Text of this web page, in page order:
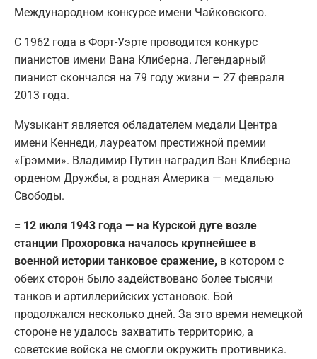
Международном конкурсе имени Чайковского.
С 1962 года в Форт-Уэрте проводится конкурс
пианистов имени Вана Клиберна. Легендарный
пианист скончался на 79 году жизни – 27 февраля
2013 года.
Музыкант является обладателем медали Центра
имени Кеннеди, лауреатом престижной премии
«Грэмми». Владимир Путин наградил Ван Клиберна
орденом Дружбы, а родная Америка — медалью
Свободы.
= 12 июля 1943 года — на Курской дуге возле
станции Прохоровка началось крупнейшее в
военной истории танковое сражение, в котором с
обеих сторон было задействовано более тысячи
танков и артиллерийских установок. Бой
продолжался несколько дней. За это время немецкой
стороне не удалось захватить территорию, а
советские войска не смогли окружить противника.